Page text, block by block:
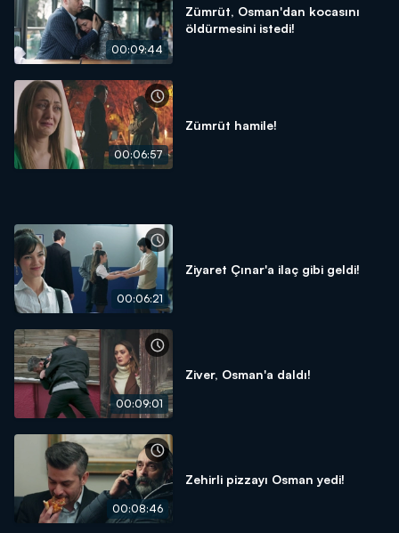
00:09:44
Zümrüt, Osman'dan kocasını
öldürmesini istedi!
00:06:57
Zümrüt hamile!
00:06:21
Ziyaret Çınar'a ilaç gibi geldi!
00:09:01
Ziver, Osman'a daldı!
00:08:46
Zehirli pizzayı Osman yedi!